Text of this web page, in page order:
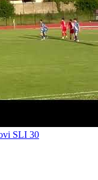
SLI 30